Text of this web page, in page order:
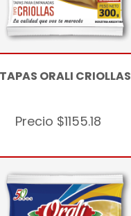
TAPAS ORALI CRIOLLAS
Precio $1155.18